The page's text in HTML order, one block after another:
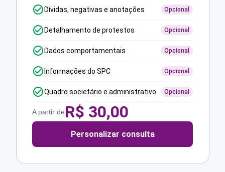
Dívidas, negativas e anotações Opcional
Detalhamento de protestos Opcional
Dados comportamentais Opcional
Informações do SPC Opcional
Quadro societário e administrativo Opcional
A partir deR$ 30,00
Personalizar consulta